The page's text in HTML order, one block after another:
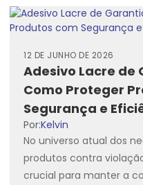
Adesivo Lacre de
Como Proteger
Segurança e
12 DE JUNHO DE 2026
Por:Kelvin
No universo atual dos
produtos contra
crucial para manter a